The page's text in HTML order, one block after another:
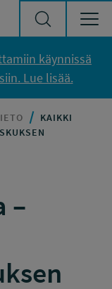
käynnissä
Lue lisää.
KAIKKI
–